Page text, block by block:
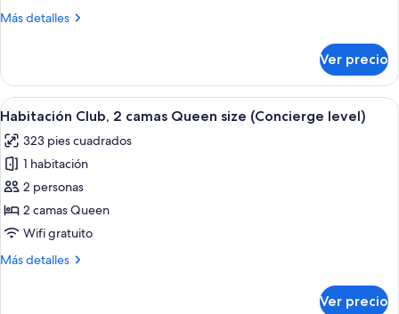
King
Más detalles
Más
Club,
cama
size
Ver precio
Abrir
todas
las
fotos
de
Habitación
Club,
camas
Habitación de hotel con dos camas,
9
Habitación Club, 2 camas Queen size (Concierge level)
323 pies cuadrados
1 habitación
2 personas
2 camas Queen
Wifi gratuito
Más detalles
Más
Ver precio